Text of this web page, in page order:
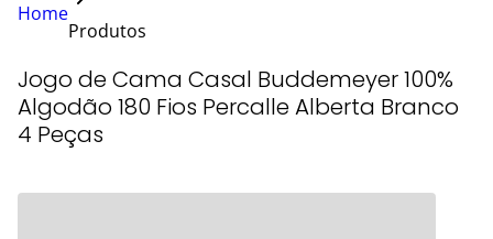
Home
Produtos
Jogo de Cama Casal Buddemeyer 100%
Algodão 180 Fios Percalle Alberta Branco
4 Peças